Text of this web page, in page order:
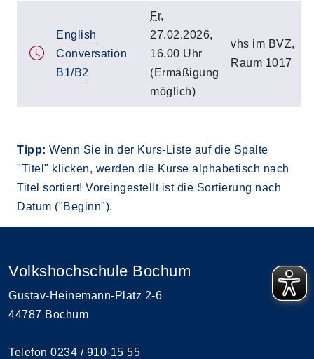
English
Conversation
B1/B2
Fr.
27.02.2026,
16.00 Uhr
(Ermäßigung
möglich)
vhs im BVZ,
Raum 1017
Tipp: Wenn Sie in der Kurs-Liste auf die Spalte
"Titel" klicken, werden die Kurse alphabetisch nach
Titel sortiert! Voreingestellt ist die Sortierung nach
Datum ("Beginn").
Volkshochschule Bochum
Gustav-Heinemann-Platz 2-6
44787 Bochum
Telefon 0234 / 910-15 55